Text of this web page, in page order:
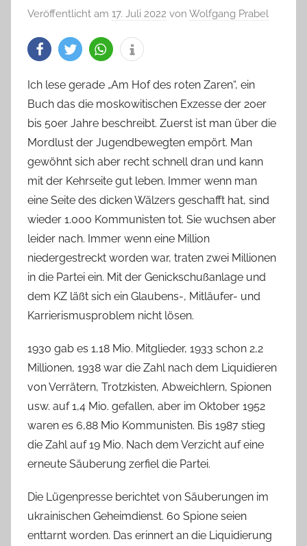
Veröffentlicht am 17. Juli 2022 von Wolfgang Prabel
Ich lese gerade „Am Hof des roten Zaren“, ein
Buch das die moskowitischen Exzesse der 20er
bis 50er Jahre beschreibt. Zuerst ist man über die
Mordlust der Jugendbewegten empört. Man
gewöhnt sich aber recht schnell dran und kann
mit der Kehrseite gut leben. Immer wenn man
eine Seite des dicken Wälzers geschafft hat, sind
wieder 1.000 Kommunisten tot. Sie wuchsen aber
leider nach. Immer wenn eine Million
niedergestreckt worden war, traten zwei Millionen
in die Partei ein. Mit der Genickschußanlage und
dem KZ läßt sich ein Glaubens-, Mitläufer- und
Karrierismusproblem nicht lösen.
1930 gab es 1,18 Mio. Mitglieder, 1933 schon 2,2
Millionen, 1938 war die Zahl nach dem Liquidieren
von Verrätern, Trotzkisten, Abweichlern, Spionen
usw. auf 1,4 Mio. gefallen, aber im Oktober 1952
waren es 6,88 Mio Kommunisten. Bis 1987 stieg
die Zahl auf 19 Mio. Nach dem Verzicht auf eine
erneute Säuberung zerfiel die Partei.
Die Lügenpresse berichtet von Säuberungen im
ukrainischen Geheimdienst. 60 Spione seien
enttarnt worden. Das erinnert an die Liquidierung